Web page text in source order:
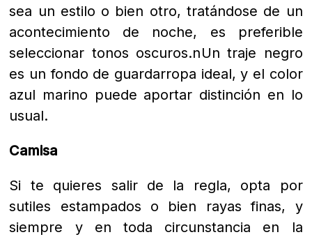
sea un estilo o bien otro, tratándose de un
acontecimiento de noche, es preferible
seleccionar tonos oscuros.nUn traje negro
es un fondo de guardarropa ideal, y el color
azul marino puede aportar distinción en lo
usual.
Camisa
Si te quieres salir de la regla, opta por
sutiles estampados o bien rayas finas, y
siempre y en toda circunstancia en la